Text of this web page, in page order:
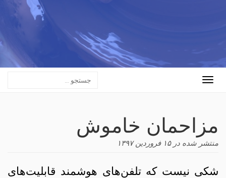
Toggle
مزاحمان خاموش
منتشر شده در۱۵ فروردین ۱۳۹۷
شکی نیست که تلفن‌های هوشمند قابلیت‌های